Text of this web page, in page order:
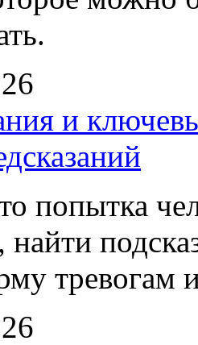
и
попытка
найти
тревогам